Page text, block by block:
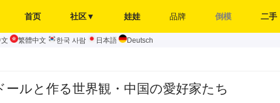
首页 社区▼ 娃娃 品牌 倒模 二手
繁體中文 한국 사람 日本語 Deutsch
ールと作る世界観・中国の愛好家たち